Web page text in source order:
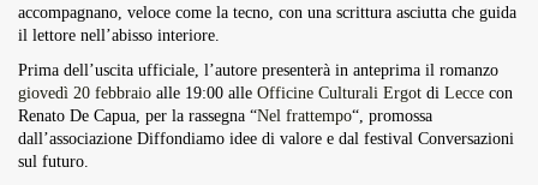
accompagnano, veloce come la tecno, con una scrittura asciutta che guida
il lettore nell’abisso interiore.
Prima dell’uscita ufficiale, l’autore presenterà in anteprima il romanzo
giovedì 20 febbraio alle 19:00 alle Officine Culturali Ergot di Lecce con
Renato De Capua, per la rassegna “Nel frattempo“, promossa
dall’associazione Diffondiamo idee di valore e dal festival Conversazioni
sul futuro.